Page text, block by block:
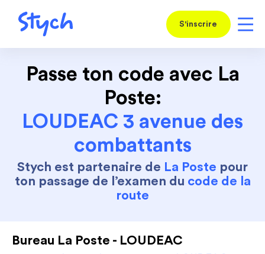
S'inscrire
Passe ton code avec La
Poste:
LOUDEAC 3 avenue des
combattants
Stych est partenaire de La Poste pour
ton passage de l’examen du code de la
route
Bureau La Poste - LOUDEAC